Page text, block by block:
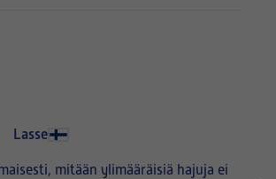
Lasse
mitään ylimääräisiä hajuja ei